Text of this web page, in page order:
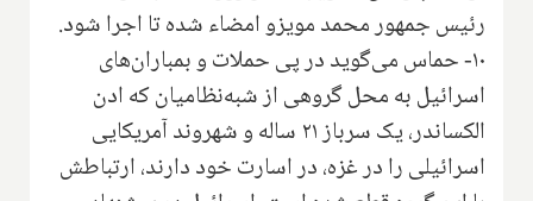
رئیس جمهور محمد مویزو امضاء شده تا اجرا شود.
۱۰- حماس می‌گوید در پی حملات و بمباران‌های
اسرائیل به محل گروهی از شبه‌نظامیان که ادن
الکساندر، یک سرباز ۲۱ ساله و شهروند آمریکایی
اسرائیلی را در غزه، در اسارت خود دارند، ارتباطش